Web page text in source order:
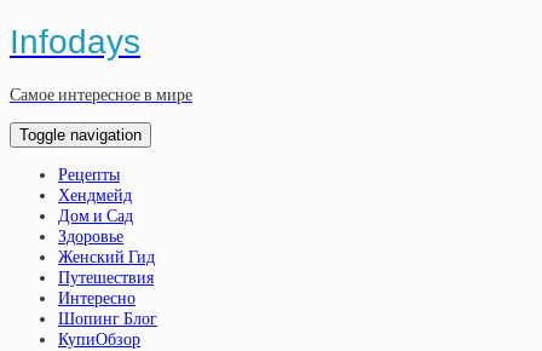
Infodays
Самое интересное в мире
Toggle navigation
Рецепты
Хендмейд
Дом и Сад
Здоровье
Женский Гид
Путешествия
Интересно
Шопинг Блог
КупиОбзор